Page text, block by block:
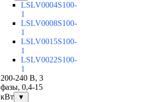
LSLV0004S100-
1
LSLV0008S100-
1
LSLV0015S100-
1
LSLV0022S100-
1
200-240 В, 3
фазы, 0,4-15
кВт
▼